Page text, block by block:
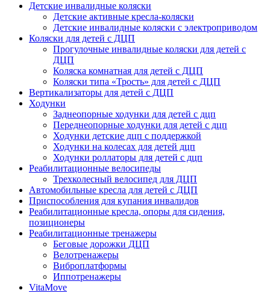
Детские инвалидные коляски
Детские активные кресла-коляски
Детские инвалидные коляски с электроприводом
Коляски для детей с ДЦП
Прогулочные инвалидные коляски для детей с
ДЦП
Коляска комнатная для детей с ДЦП
Коляски типа «Трость» для детей с ДЦП
Вертикализаторы для детей с ДЦП
Ходунки
Заднеопорные ходунки для детей с дцп
Переднеопорные ходунки для детей с дцп
Ходунки детские дцп с поддержкой
Ходунки на колесах для детей дцп
Ходунки роллаторы для детей с дцп
Реабилитационные велосипеды
Трехколесный велосипед для ДЦП
Автомобильные кресла для детей с ДЦП
Приспособления для купания инвалидов
Реабилитационные кресла, опоры для сидения,
позиционеры
Реабилитационные тренажеры
Беговые дорожки ДЦП
Велотренажеры
Виброплатформы
Иппотренажеры
VitaMove